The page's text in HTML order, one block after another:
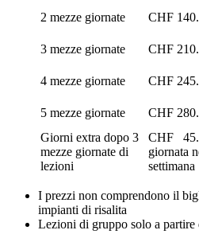
2 mezze giornate
CHF
3 mezze giornate
CHF
4 mezze giornate
CHF
5 mezze giornate
CHF
Giorni extra dopo 3
mezze giornate di
lezioni
CHF
giornata
settimana
I prezzi non comprendono il
impianti di risalita
Lezioni di gruppo solo a partire